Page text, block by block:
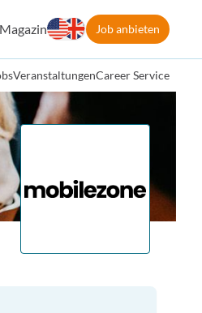
Magazin Job anbieten
VeranstaltungenCareer Service